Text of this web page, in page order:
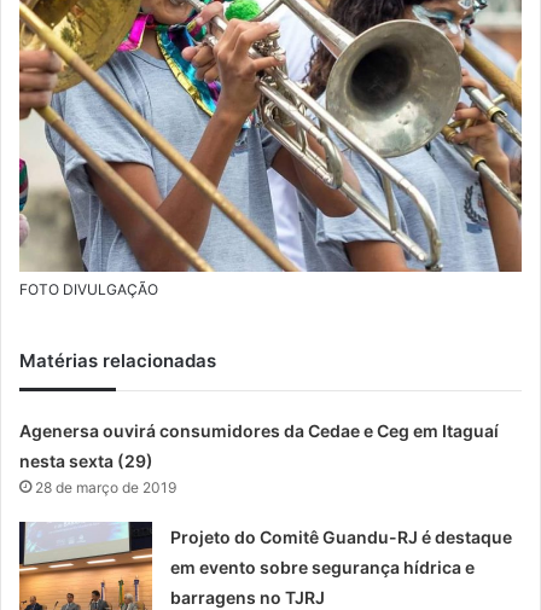
FOTO DIVULGAÇÃO
Matérias relacionadas
Agenersa ouvirá consumidores da Cedae e Ceg em Itaguaí
nesta sexta (29)
28 de março de 2019
Projeto do Comitê Guandu-RJ é destaque
em evento sobre segurança hídrica e
barragens no TJRJ